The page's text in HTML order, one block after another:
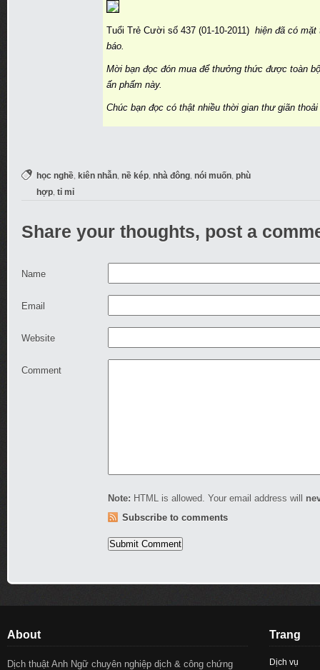
Tuổi Trẻ Cười số 437 (01-10-2011) hiện đã có mặt
báo.
Mời bạn đọc đón mua để thưởng thức được toàn
ấn phẩm này.
Chúc bạn đọc có thật nhiều thời gian thư giãn
học nghề kiên nhẫn nề kép nhà đông nói muốn phù
hợp tỉ mỉ
Share your thoughts, post a
Name
Email
Website
Comment
Note: HTML is allowed. Your email address will
Subscribe to comments
About
Dịch thuật Anh Ngữ chuyên nghiệp dịch & công chứng
Trang
Dịch vụ